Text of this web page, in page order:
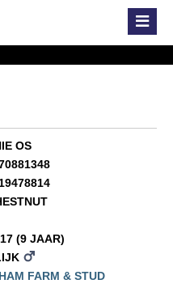
OS
(9 JAAR)
FARM & STUD